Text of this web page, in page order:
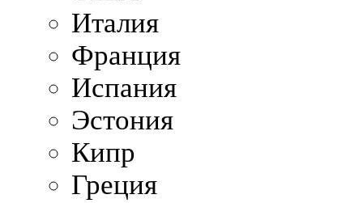
Италия
Франция
Испания
Эстония
Кипр
Греция